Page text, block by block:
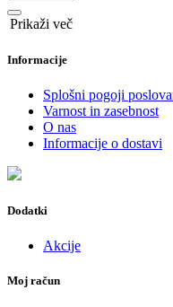
Prikaži več
Informacije
Splošni pogoji
Varnost in zasebnost
O nas
Informacije o dostavi
Dodatki
Akcije
Moj račun